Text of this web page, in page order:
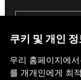
쿠키 및 개인
우리 홈페이지에
를 개개인에게 최